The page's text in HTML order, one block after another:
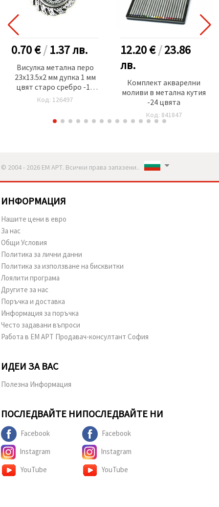
0.70 €/1.37лв.
Висулка метална перо
23x13.5x2 мм дупка 1 мм
цвят старо сребро -10
броя
Код: 126497
12.20 €/23.86
лв.
Комплект акварелни
моливи в метална кутия
-24 цвята
Код: 841847
© 2004 - 2026 ЕМ АРТ. Всички права запазени..
ИНФОРМАЦИЯ
Нашите цени в евро
За нас
Общи Условия
Политика за лични данни
Политика за използване на бисквитки
Лоялити програма
Другите за нас
Поръчка и доставка
Информация за поръчка
Често задавани въпроси
Работа в ЕМ АРТ Продавач-консултант София
ИДЕИ ЗА ВАС
Полезна Информация
ПОСЛЕДВАЙТЕ НИ
Facebook
Instagram
YouTube
ПОСЛЕДВАЙТЕ НИ
Facebook
Instagram
YouTube